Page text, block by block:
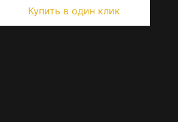
Купить в один клик